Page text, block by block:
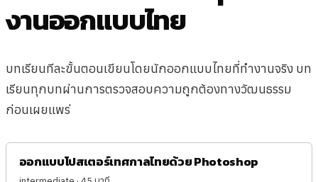
งานออกแบบไทย
บทเรียนทีละขั้นตอนเขียนโดยนักออกแบบไทยที่ทำงานจริง บท
เรียนทุกบทผ่านการตรวจสอบความถูกต้องทางวัฒนธรรม
ก่อนเผยแพร่
ออกแบบโปสเตอร์เทศกาลไทยด้วย Photoshop